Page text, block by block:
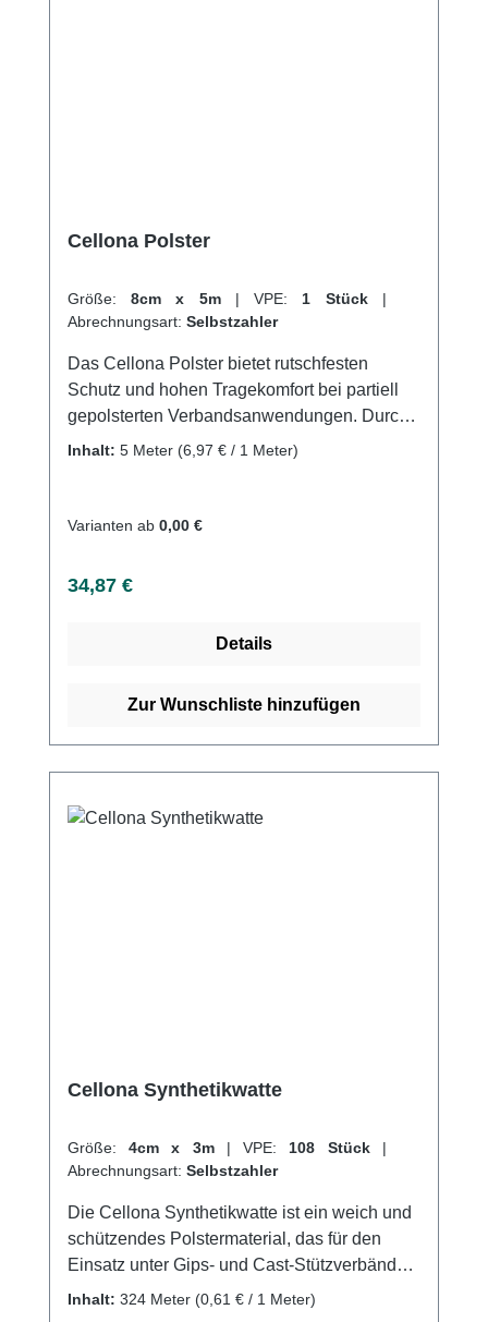
Cellona Polster
Größe: 8cm x 5m | VPE: 1 Stück |
Abrechnungsart: Selbstzahler
Das Cellona Polster bietet rutschfesten
Schutz und hohen Tragekomfort bei partiell
gepolsterten Verbandsanwendungen. Durch
seine luftdurchlässige, selbstklebende
Druckstellen. Es ist in verschiedenen Größen
Polyester, 30% Polypropylen und 20%
Herstellers Kaufen Sie jetzt Cellona Polster
unserem schnellen Versand und unserem
Inhalt: 5 Meter (6,97 € / 1 Meter)
Varianten ab 0,00 €
Regulärer Preis:
34,87 €
Details
Zur Wunschliste hinzufügen
Cellona Synthetikwatte
Größe: 4cm x 3m | VPE: 108 Stück |
Abrechnungsart: Selbstzahler
Die Cellona Synthetikwatte ist ein weich und
schützendes Polstermaterial, das für den
Einsatz unter Gips- und Cast-Stützverbänden
sowie bei Schienen- und
Inhalt: 324 Meter (0,61 € / 1 Meter)